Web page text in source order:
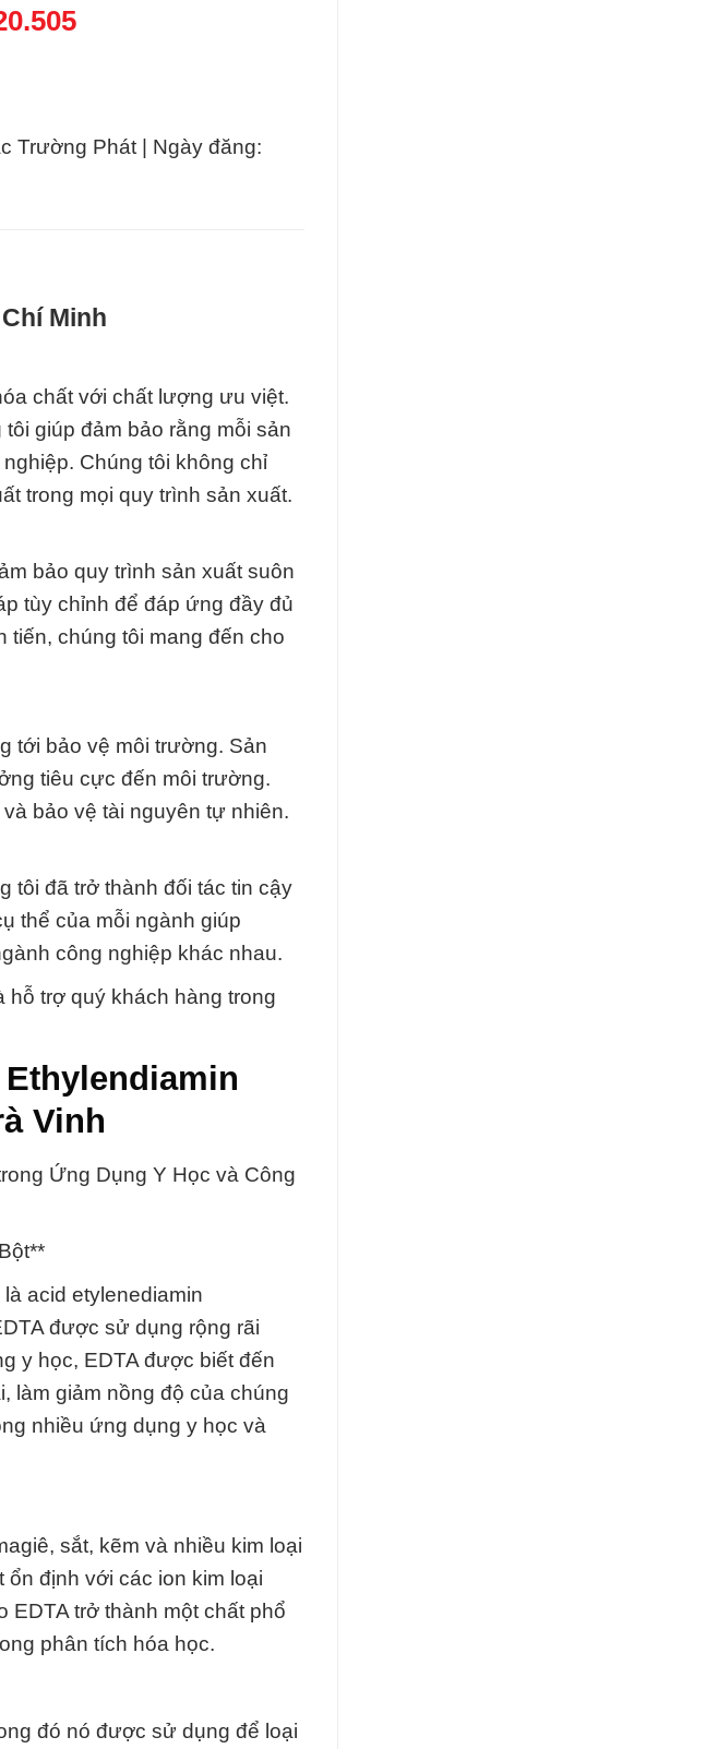
Trường Phát | Ngày đăng:
Minh
chất với chất lượng ưu việt.
giúp đảm bảo rằng mỗi sản
Chúng tôi không chỉ
trong mọi quy trình sản xuất.
bảo quy trình sản xuất suôn
tùy chỉnh để đáp ứng đầy đủ
chúng tôi mang đến cho
tới bảo vệ môi trường. Sản
tiêu cực đến môi trường.
bảo vệ tài nguyên tự nhiên.
tôi đã trở thành đối tác tin cậy
thể của mỗi ngành giúp
công nghiệp khác nhau.
hỗ trợ quý khách hàng trong
Vinh
Ứng Dụng Y Học và Công
acid etylenediamin
được sử dụng rộng rãi
y học, EDTA được biết đến
làm giảm nồng độ của chúng
nhiều ứng dụng y học và
sắt, kẽm và nhiều kim loại
định với các ion kim loại
EDTA trở thành một chất phổ
phân tích hóa học.
đó nó được sử dụng để loại